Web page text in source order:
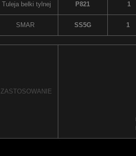
Tuleja belki tylnej P821 1
SMAR SS5G 1
ZASTOSOWANIE